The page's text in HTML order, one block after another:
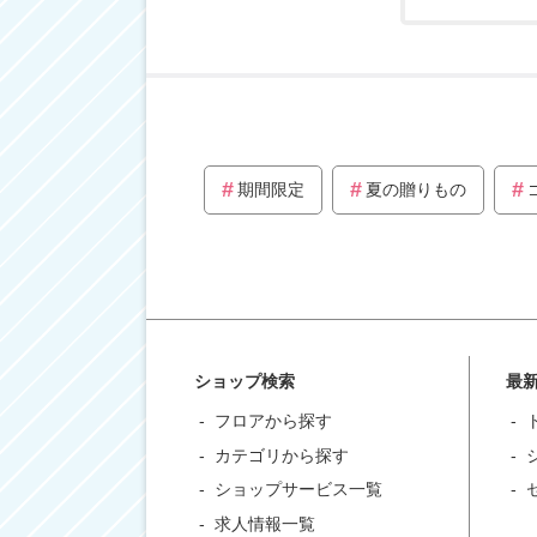
期間限定 夏の贈りもの
ショップ検索
フロアから探す
カテゴリから探す
ショップサービス一覧
求人情報一覧
最